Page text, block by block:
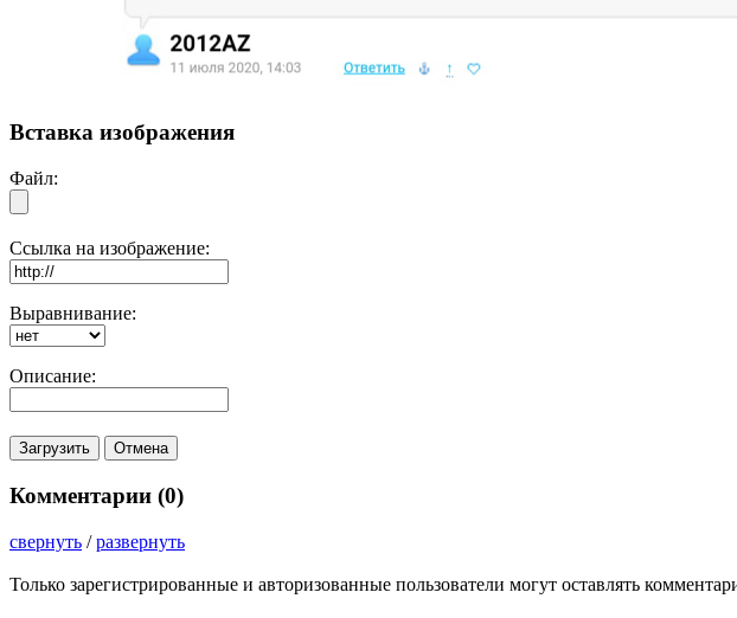
Вставка изображения
Файл:
Ссылка на изображение:
Выравнивание:
Описание:
Комментарии (0)
свернуть /развернуть
Только зарегистрированные и авторизованные пользователи могут оставлять